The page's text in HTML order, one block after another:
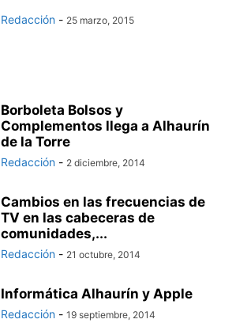
Redacción - 25 marzo, 2015
Borboleta Bolsos y
Complementos llega a Alhaurín
de la Torre
Redacción - 2 diciembre, 2014
Cambios en las frecuencias de
TV en las cabeceras de
comunidades,...
Redacción - 21 octubre, 2014
Informática Alhaurín y Apple
Redacción - 19 septiembre, 2014